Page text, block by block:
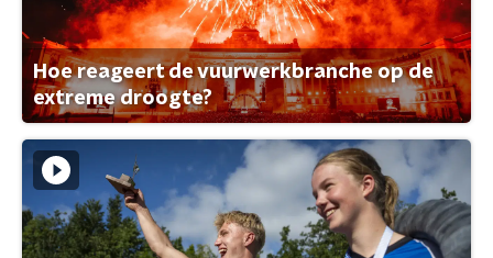
Hoe reageert de vuurwerkbranche op de
extreme droogte?